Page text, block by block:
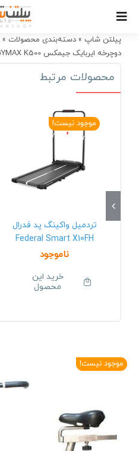
contentپیلتن شاپ » دسته‌بندی محصولات »
دوچرخه ایربایک جیمکس GYMAX K500
محصولات مرتبط
موجود نیست!
تردمیل واکینگ پد فدرال
Federal Smart X10FH
ناموجود
خرید این
محصول
موجود نیست!